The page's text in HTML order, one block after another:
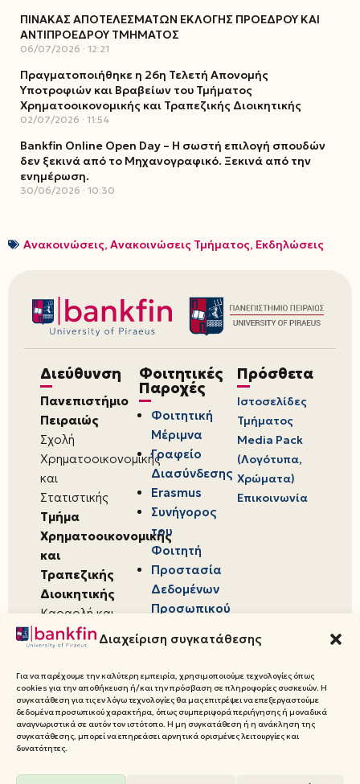
Διαχείριση συγκατάθεσης
Για να παρέχουμε την καλύτερη εμπειρία, χρησιμοποιούμε τεχνολογίες όπως
cookies για την αποθήκευση ή/και την πρόσβαση σε πληροφορίες συσκευών. Η
συγκατάθεση για τις εν λόγω τεχνολογίες θα μας επιτρέψει να επεξεργαστούμε
δεδομένα προσωπικού χαρακτήρα, όπως συμπεριφορά περιήγησης ή μοναδικά
αναγνωριστικά σε αυτόν τον ιστότοπο. Η μη συγκατάθεση ή η ανάκληση της
συγκατάθεσης, μπορεί να επηρεάσει αρνητικά ορισμένες λειτουργίες και
δυνατότητες.
ΠΙΝΑΚΑΣ ΑΠΟΤΕΛΕΣΜΑΤΩΝ ΕΚΛΟΓΗΣ ΠΡΟΕΔΡΟΥ ΚΑΙ
ΑΝΤΙΠΡΟΕΔΡΟΥ ΤΜΗΜΑΤΟΣ
06/07/2026 12:21
Πραγματοποιήθηκε η 26η Τελετή Απονομής
Υποτροφιών και Βραβείων του Τμήματος
Χρηματοοικονομικής και Τραπεζικής Διοικητικής
02/07/2026 11:54
Bankfin Online Open Day – Η σωστή επιλογή σπουδών
δεν ξεκινά από το Μηχανογραφικό. Ξεκινά από την
ενημέρωση.
30/06/2026 10:30
Ανακοινώσεις, Ανακοινώσεις Τμήματος, Εκδηλώσεις
Διεύθυνση
Πανεπιστήμιο
Πειραιώς
Σχολή
Χρηματοοικονομικής
και
Στατιστικής
Τμήμα
Χρηματοοικονομικής
και
Τραπεζικής
Διοικητικής
Καραολή και
Δημητρίου 80,
18534,
Πειραιάς
Φοιτητικές
Παροχές
Φοιτητική
Μέριμνα
Γραφείο
Διασύνδεσης
Erasmus
Συνήγορος
του
Φοιτητή
Προστασία
Δεδομένων
Προσωπικού
Πρόσθετα
Ιστοσελίδες
Τμήματος
Media Pack
(Λογότυπα,
Χρώματα)
Επικοινωνία
© 2026 Πανεπιστήμιο Πειραιώς,